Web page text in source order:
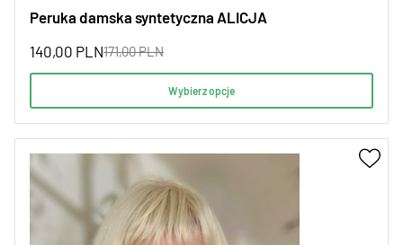
Peruka damska syntetyczna ALICJA
171,00PLN
140,00 PLN
Wybierz opcje